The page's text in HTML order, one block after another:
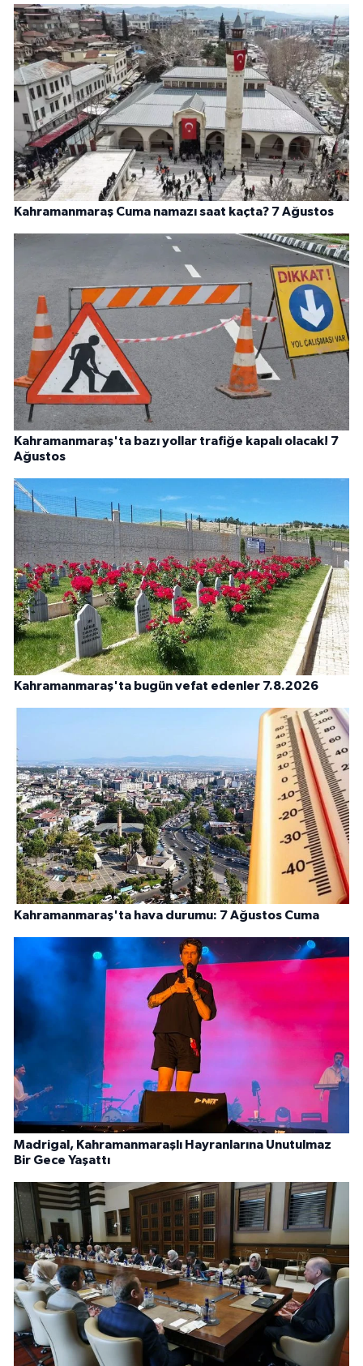
Kahramanmaraş Cuma namazı saat kaçta? 7 Ağustos
Kahramanmaraş'ta bazı yollar trafiğe kapalı olacak! 7
Ağustos
Kahramanmaraş'ta bugün vefat edenler 7.8.2026
Kahramanmaraş'ta hava durumu: 7 Ağustos Cuma
Madrigal, Kahramanmaraşlı Hayranlarına Unutulmaz
Bir Gece Yaşattı